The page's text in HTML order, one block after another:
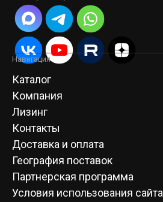
Навигация
Каталог
Компания
Лизинг
Контакты
Доставка и оплата
География поставок
Партнерская программа
Условия использования сайта